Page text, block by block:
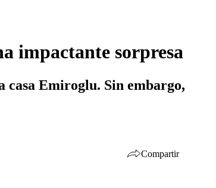
impactante sorpresa
casa Emiroglu. Sin embargo,
Compartir